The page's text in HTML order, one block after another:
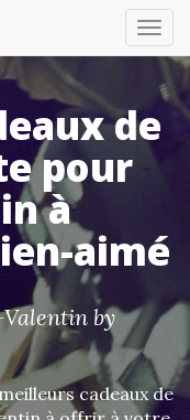
de
pour
à
aimé
by
cadeaux de